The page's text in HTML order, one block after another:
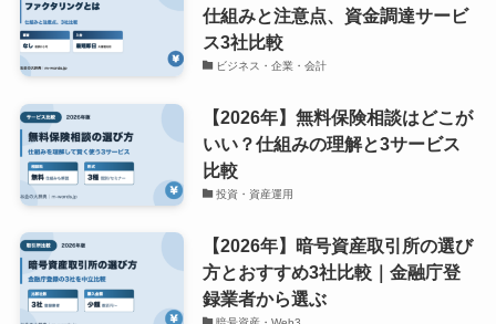
仕組みと注意点、資金調達サービ
ス3社比較
ビジネス・企業・会計
【2026年】無料保険相談はどこが
いい？仕組みの理解と3サービス
比較
投資・資産運用
【2026年】暗号資産取引所の選び
方とおすすめ3社比較｜金融庁登
録業者から選ぶ